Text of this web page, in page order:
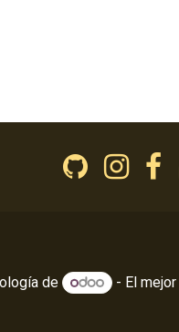
de - El mejor